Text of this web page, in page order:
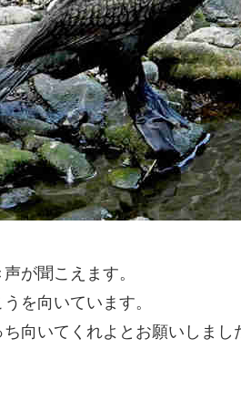
が聞こえます。
を向いています。
向いてくれよとお願いしま